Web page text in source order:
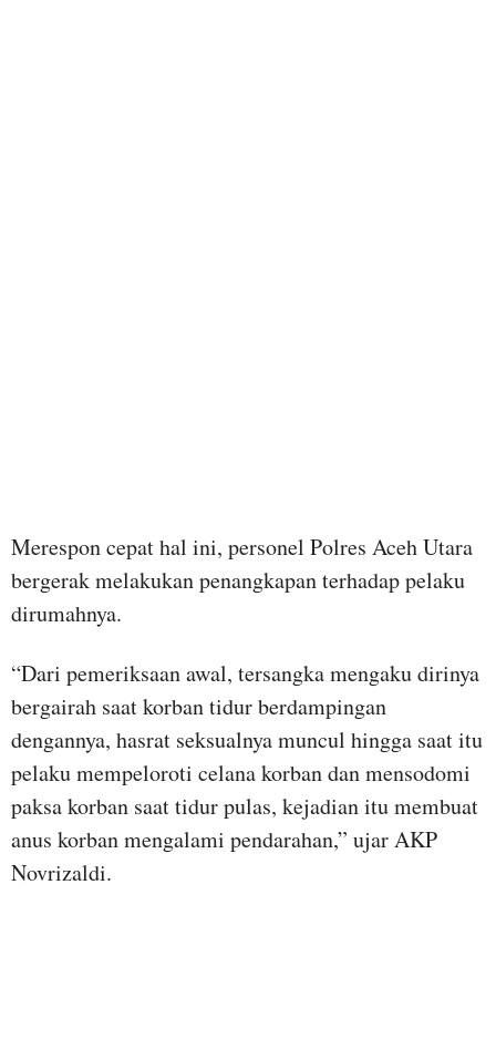
Merespon cepat hal ini, personel Polres Aceh Utara
bergerak melakukan penangkapan terhadap pelaku
dirumahnya.
“Dari pemeriksaan awal, tersangka mengaku dirinya
bergairah saat korban tidur berdampingan
dengannya, hasrat seksualnya muncul hingga saat itu
pelaku mempeloroti celana korban dan mensodomi
paksa korban saat tidur pulas, kejadian itu membuat
anus korban mengalami pendarahan,” ujar AKP
Novrizaldi.